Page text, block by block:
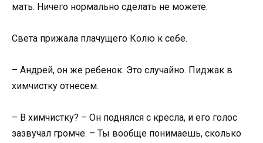
мать. Ничего нормально сделать не можете.
Света прижала плачущего Колю к себе.
– Андрей, он же ребенок. Это случайно. Пиджак в
химчистку отнесем.
– В химчистку? – Он поднялся с кресла, и его голос
зазвучал громче. – Ты вообще понимаешь, сколько